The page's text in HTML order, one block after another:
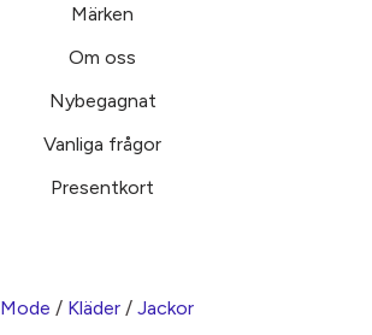
Märken
Om oss
Nybegagnat
Vanliga frågor
Presentkort
Mode / Kläder / Jackor